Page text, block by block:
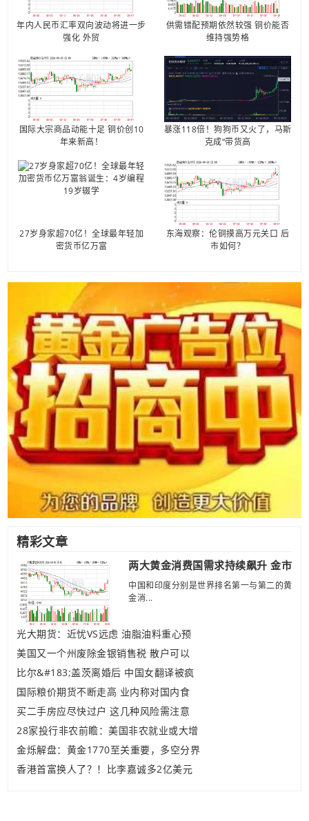
年内人民币汇率双向波动将进一步
强化 外贸
供需错配预期依然较强 铜价能否
维持强势格
国际大宗商品动能十足 铜价创10
年来新高！
暴涨118倍！狗狗币又火了，马斯
克成“带货高
27岁身家超70亿！全球最年轻加
密货币亿万富
东海观察：伦铜摸高万元关口 后
市如何？
精彩文章
两大黄金消费国需求持续飙升 金市
中国和印度分别是世界排名第一与第二的黄
金消...
光大期货：近忧VS远虑 油脂油料重心预
美国又一个州废除金银销售税 散户可以
比尔&#183;盖茨离婚后 中国女翻译被疯
国际粮价期货不断走高 业内称对国内食
买二手房应尽快过户 这几种风险需注意
28家投行非农前瞻：美国非农就业或大增
金烁解盘：黄金1770至关重要，多空分界
香港首富换人了？！比李嘉诚多2亿美元